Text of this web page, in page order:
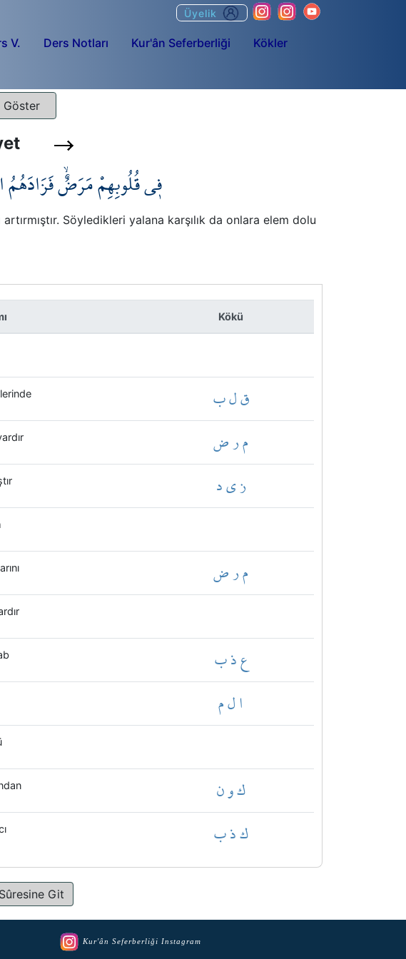
V. Ders Notları Kur'ân Seferberliği Kökler
Üyelik
ف۪ي قُلُوبِهِمْ مَرَضٌۙ فَزَادَهُمُ
Söyledikleri yalana karşılık da onlara elem dolu
Kökü
ق ل ب
م ر ض
ز ي د
م ر ض
ع ذ ب
ا ل م
ك و ن
ك ذ ب
Git
Kur'ân Seferberliği Instagram